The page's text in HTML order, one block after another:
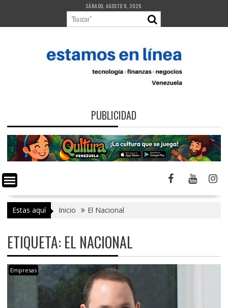
contenido
SÁBADO, AGOSTO 8, 2026
PUBLICIDAD
Estas aquí Inicio El Nacional
ETIQUETA: EL NACIONAL
Empresas